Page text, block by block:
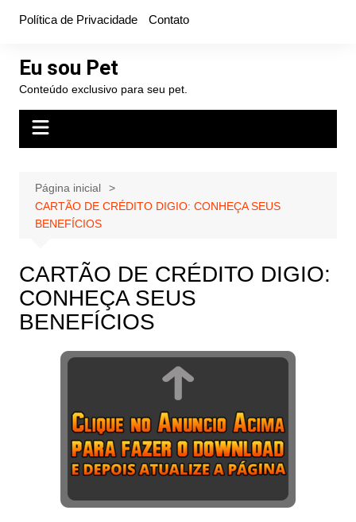
conteúdo
Política de Privacidade Contato
Eu sou Pet
Conteúdo exclusivo para seu pet.
Página inicial
CARTÃO DE CRÉDITO DIGIO: CONHEÇA SEUS
BENEFÍCIOS
CARTÃO DE CRÉDITO DIGIO:
CONHEÇA SEUS
BENEFÍCIOS